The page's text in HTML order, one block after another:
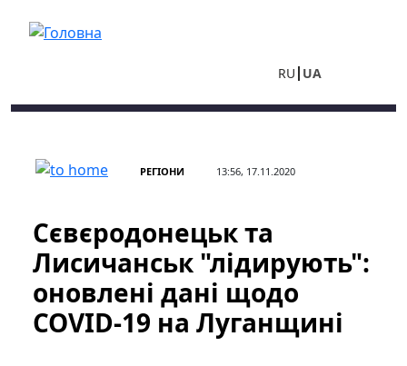
RU UA
РЕГІОНИ 13:56, 17.11.2020
Сєвєродонецьк та
Лисичанськ "лідирують":
оновлені дані щодо
COVID-19 на Луганщині